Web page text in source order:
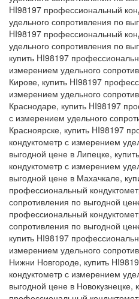
HI98197 профессиональный
удельного сопротивления по
HI98197 профессиональный
удельного сопротивления по
купить HI98197
измерением удельного
Кирове, купить HI98197
измерением удельного
Краснодаре, купить HI98197
с измерением удельного
Красноярске, купить HI98197
кондуктометр с измерением
выгодной цене в Липецке,
кондуктометр с измерением
выгодной цене в Махачкале,
профессиональный
сопротивления по выгодной
профессиональный
сопротивления по выгодной
купить HI98197
измерением удельного
Нижни Новгороде, купить
кондуктометр с измерением
выгодной цене в Новокузнецке,